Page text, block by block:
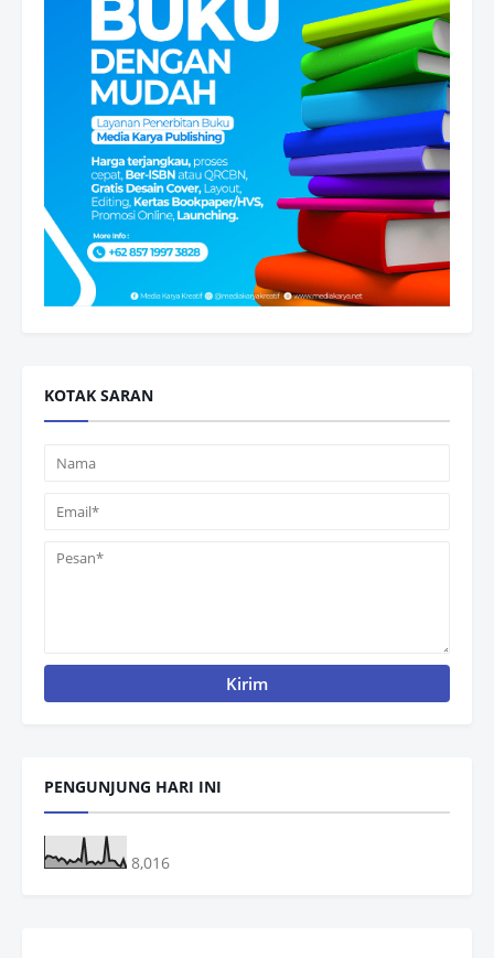
KOTAK SARAN
PENGUNJUNG HARI INI
8,016